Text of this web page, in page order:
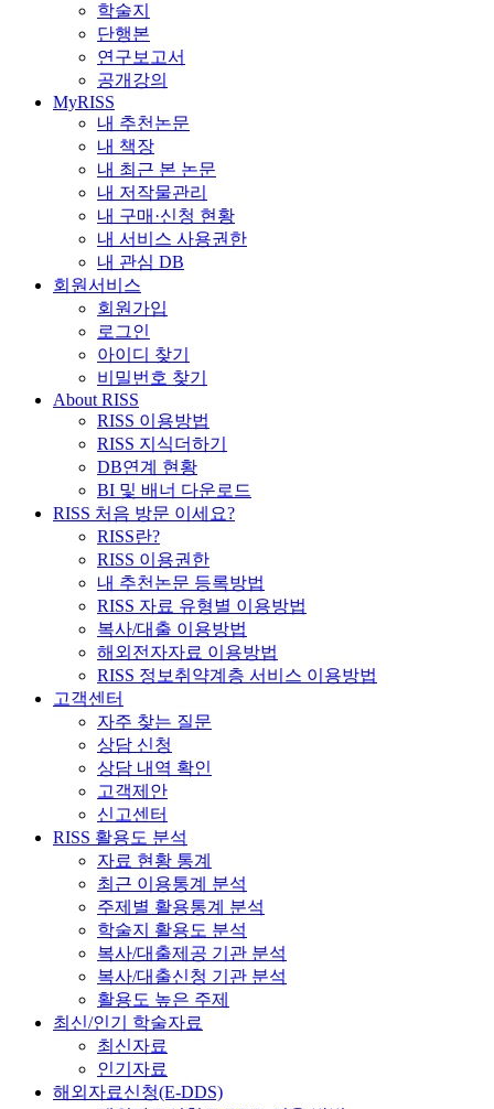
학술지
단행본
연구보고서
공개강의
MyRISS
내 추천논문
내 책장
내 최근 본 논문
내 저작물관리
내 구매·신청 현황
내 서비스 사용권한
내 관심 DB
회원서비스
회원가입
로그인
아이디 찾기
비밀번호 찾기
About RISS
RISS 이용방법
RISS 지식더하기
DB연계 현황
BI 및 배너 다운로드
RISS 처음 방문 이세요?
RISS란?
RISS 이용권한
내 추천논문 등록방법
RISS 자료 유형별 이용방법
복사/대출 이용방법
해외전자자료 이용방법
RISS 정보취약계층 서비스 이용방법
고객센터
자주 찾는 질문
상담 신청
상담 내역 확인
고객제안
신고센터
RISS 활용도 분석
자료 현황 통계
최근 이용통계 분석
주제별 활용통계 분석
학술지 활용도 분석
복사/대출제공 기관 분석
복사/대출신청 기관 분석
활용도 높은 주제
최신/인기 학술자료
최신자료
인기자료
해외자료신청(E-DDS)